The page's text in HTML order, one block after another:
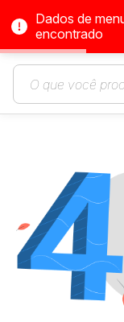
Dados de
encontrado